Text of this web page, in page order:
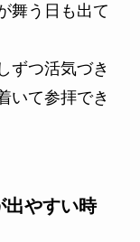
舞う日も出て
ずつ活気づき
いて参拝でき
出やすい時